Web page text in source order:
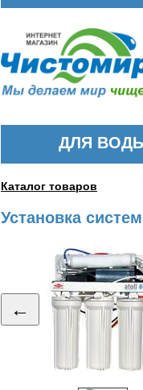
ДЛЯ
Каталог товаров
Установка
←